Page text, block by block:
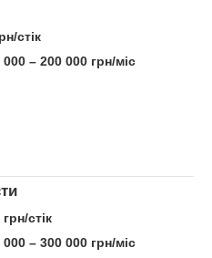
стік
000 – 200 000 грн/міс
стік
000 – 300 000 грн/міс